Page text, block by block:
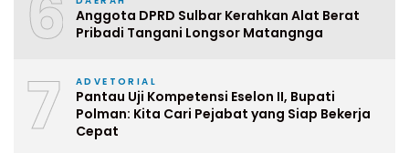
Anggota DPRD Sulbar Kerahkan Alat Berat
Pribadi Tangani Longsor Matangnga
7 ADVETORIAL
Pantau Uji Kompetensi Eselon II, Bupati
Polman: Kita Cari Pejabat yang Siap Bekerja
Cepat